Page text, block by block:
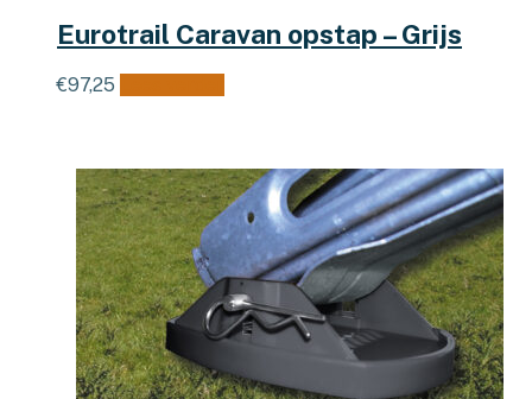
Eurotrail Caravan opstap – Grijs
€97,25